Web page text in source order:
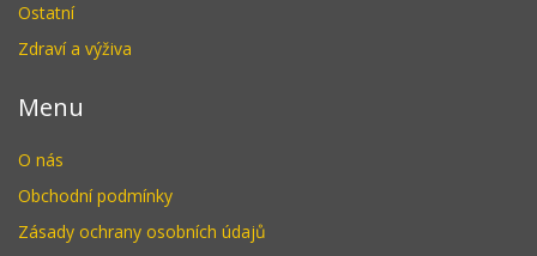
Ostatní
Zdraví a výživa
Menu
O nás
Obchodní podmínky
Zásady ochrany osobních údajů